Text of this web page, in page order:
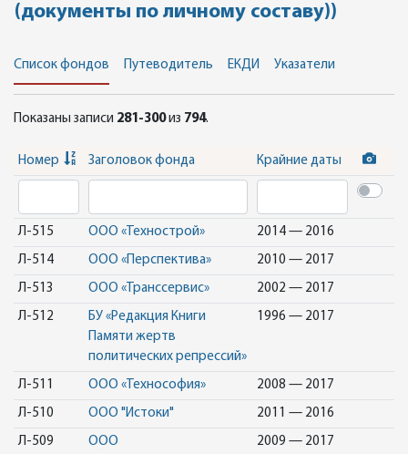
(документы по личному составу))
Список фондов Путеводитель ЕКДИ Указатели
Показаны записи 281-300из 794.
Номер Заголовок фонда Крайние даты
Л-515 ООО «Технострой» 2014 — 2016
Л-514 ООО «Перспектива» 2010 — 2017
Л-513 ООО «Транссервис» 2002 — 2017
Л-512
БУ «Редакция Книги
Памяти жертв
политических репрессий»
1996 — 2017
Л-511 ООО «Технософия» 2008 — 2017
Л-510 ООО "Истоки" 2011 — 2016
Л-509
ООО
2009 — 2017